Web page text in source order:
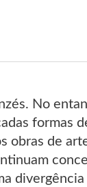
No
formas
obras de